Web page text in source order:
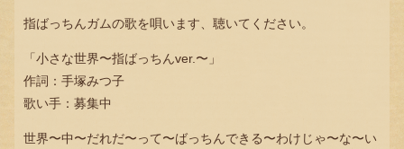
指ばっちんガムの歌を唄います、聴いてください。
「小さな世界〜指ばっちんver.〜」
作詞：手塚みつ子
歌い手：募集中
世界〜中〜だれだ〜って〜ばっちんできる〜わけじゃ〜な〜い